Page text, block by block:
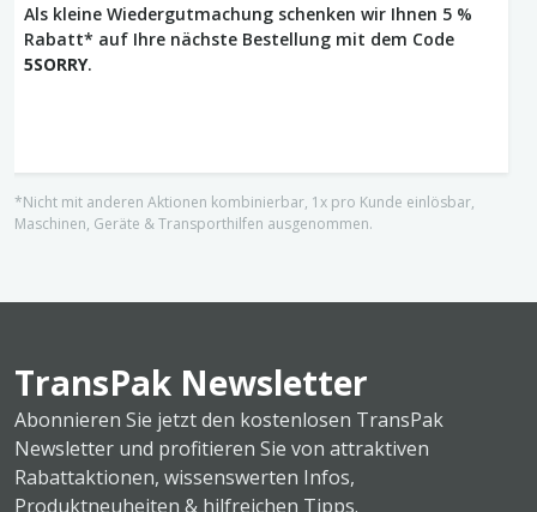
Als kleine Wiedergutmachung schenken wir Ihnen 5 %
Rabatt* auf Ihre nächste Bestellung mit dem Code
5SORRY.
*Nicht mit anderen Aktionen kombinierbar, 1x pro Kunde einlösbar,
Maschinen, Geräte & Transporthilfen ausgenommen.
TransPak Newsletter
Abonnieren Sie jetzt den kostenlosen TransPak
Newsletter und profitieren Sie von attraktiven
Rabattaktionen, wissenswerten Infos,
Produktneuheiten & hilfreichen Tipps.